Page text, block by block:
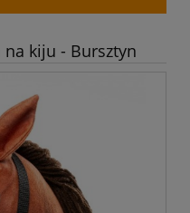
kiju - Bursztyn